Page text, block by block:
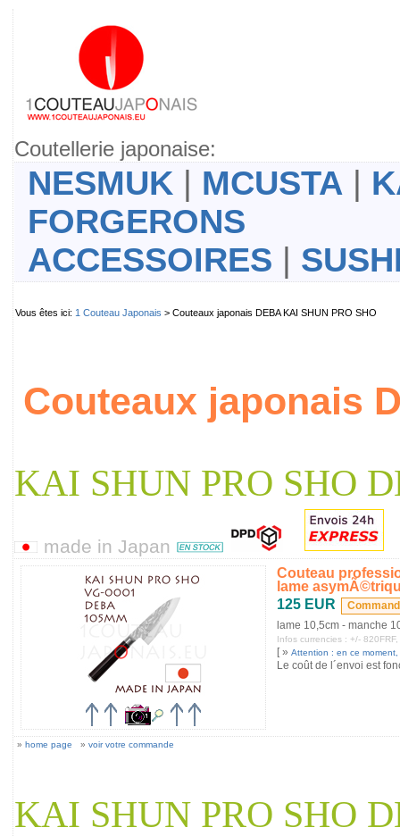
Coutellerie japonaise:
NESMUK MCUSTA
FORGERONS
ACCESSOIRES
Vous êtes ici: 1 Couteau Japonais > Couteaux japonais DEBA KAI SHUN PRO SHO
Couteaux japonais
KAI SHUN PRO SHO
made in Japan
Couteau
lame
125 EUR
lame 10,5cm - manche
Infos currencies : +/-
[ » Attention : en ce
Le coût de l´envoi est
» home page » voir votre commande
KAI SHUN PRO SHO